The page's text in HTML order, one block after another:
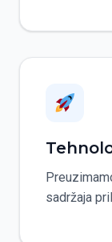
sadržaja